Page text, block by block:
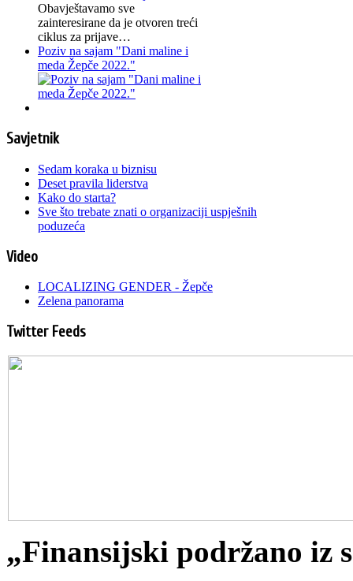
Obavještavamo sve
zainteresirane da je otvoren treći
ciklus za prijave…
Poziv na sajam "Dani maline i
meda Žepče 2022."
Savjetnik
Sedam koraka u biznisu
Deset pravila liderstva
Kako do starta?
Sve što trebate znati o organizaciji uspješnih
poduzeća
Video
LOCALIZING GENDER - Žepče
Zelena panorama
Twitter Feeds
„Finansijski podržano iz